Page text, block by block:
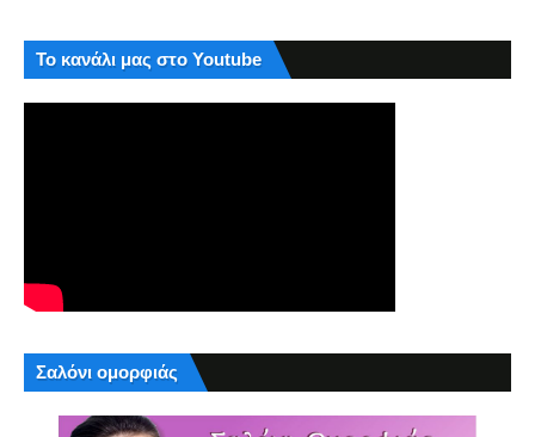
Το κανάλι μας στο Youtube
Σαλόνι ομορφιάς